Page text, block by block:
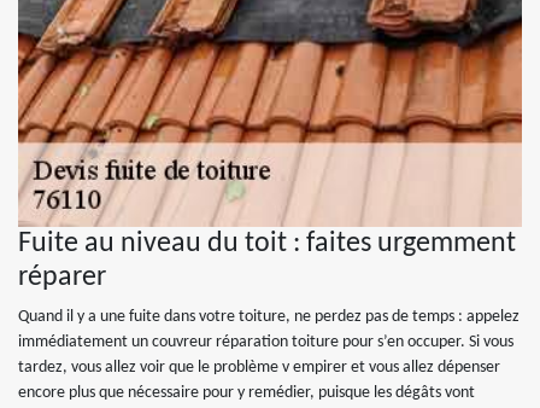
Fuite au niveau du toit : faites urgemment
réparer
Quand il y a une fuite dans votre toiture, ne perdez pas de temps : appelez
immédiatement un couvreur réparation toiture pour s’en occuper. Si vous
tardez, vous allez voir que le problème v empirer et vous allez dépenser
encore plus que nécessaire pour y remédier, puisque les dégâts vont